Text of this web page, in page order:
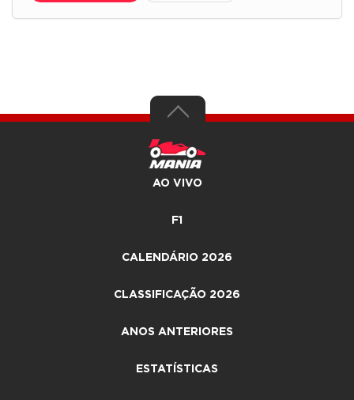
AO VIVO
F1
CALENDÁRIO 2026
CLASSIFICAÇÃO 2026
ANOS ANTERIORES
ESTATÍSTICAS